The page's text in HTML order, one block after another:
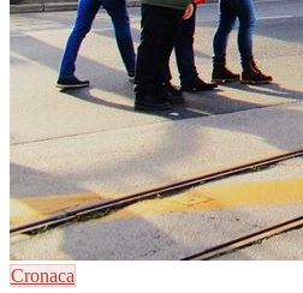
Cronaca